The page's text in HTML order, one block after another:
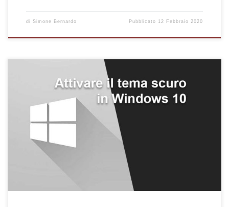
di Simone Bernardo Pubblicato 12 Febbraio 2020
Attivare in tema scuro in Windows 10. Come fare ad impostarlo
sul PC e a cosa serve il tema scuro in Windows 10?